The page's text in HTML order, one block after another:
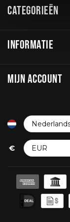
CATEGORIEËN
INFORMATIE
MIJN ACCOUNT
€